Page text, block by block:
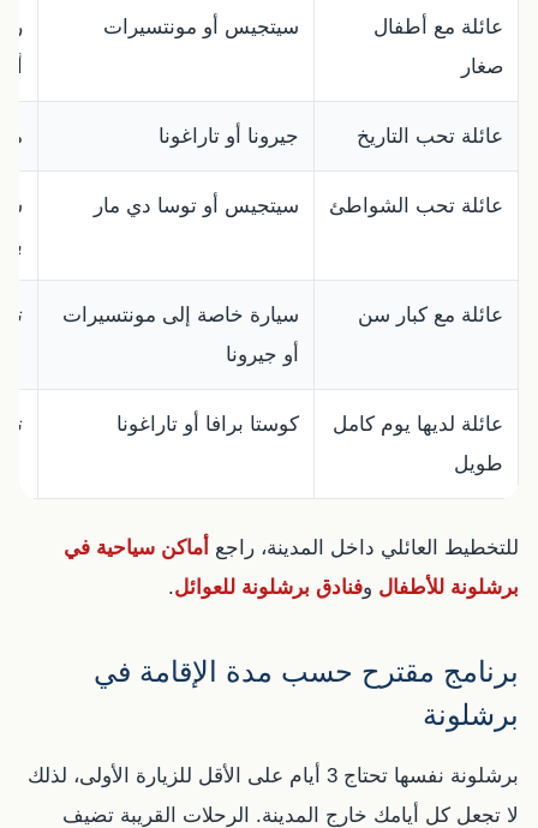
عائلة مع أطفال
صغار
سيتجيس أو مونتسيرات
عائلة تحب التاريخ جيرونا أو تاراغونا
عائلة تحب الشواطئ سيتجيس أو توسا دي مار
عائلة مع كبار سن
سيارة خاصة إلى مونتسيرات
أو جيرونا
عائلة لديها يوم كامل
طويل
كوستا برافا أو تاراغونا
للتخطيط العائلي داخل المدينة، راجع أماكن سياحية في
برشلونة للأطفال وفنادق برشلونة للعوائل.
برنامج مقترح حسب مدة الإقامة في
برشلونة
برشلونة نفسها تحتاج 3 أيام على الأقل للزيارة الأولى، لذلك
لا تجعل كل أيامك خارج المدينة. الرحلات القريبة تضيف